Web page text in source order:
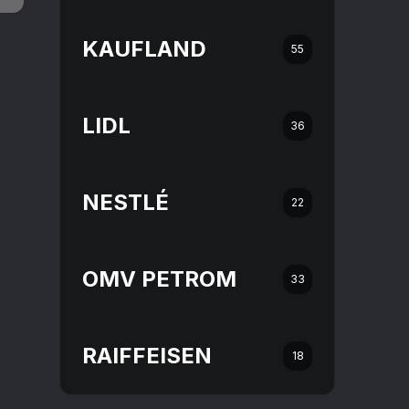
KAUFLAND 55
LIDL 36
NESTLÉ 22
OMV PETROM 33
RAIFFEISEN 18